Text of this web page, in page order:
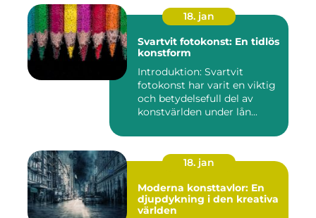
18. jan
Svartvit fotokonst: En tidlös
konstform
Introduktion: Svartvit
fotokonst har varit en viktig
och betydelsefull del av
konstvärlden under lån...
18. jan
Moderna konsttavlor: En
djupdykning i den kreativa
världen